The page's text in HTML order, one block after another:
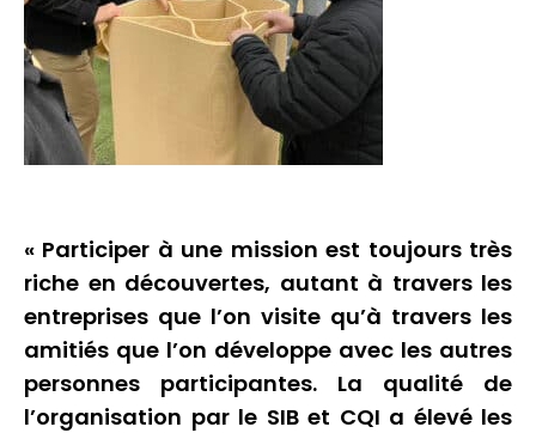
« Participer à une mission est toujours très
riche en découvertes, autant à travers les
entreprises que l’on visite qu’à travers les
amitiés que l’on développe avec les autres
personnes participantes. La qualité de
l’organisation par le SIB et CQI a élevé les